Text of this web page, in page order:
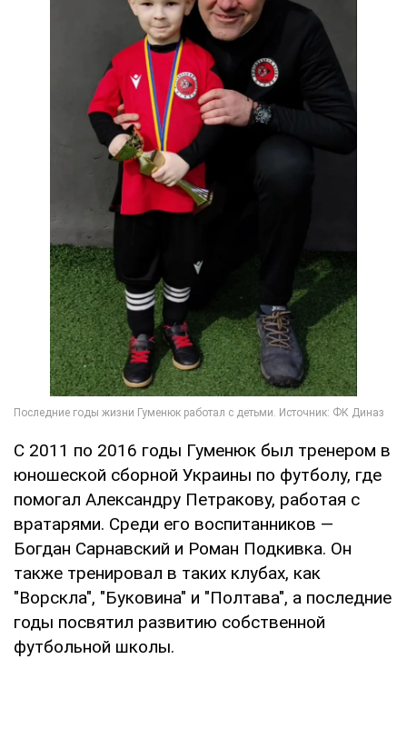
С 2011 по 2016 годы Гуменюк был тренером в
юношеской сборной Украины по футболу, где
помогал Александру Петракову, работая с
вратарями. Среди его воспитанников —
Богдан Сарнавский и Роман Подкивка. Он
также тренировал в таких клубах, как
"Ворскла", "Буковина" и "Полтава", а последние
годы посвятил развитию собственной
футбольной школы.